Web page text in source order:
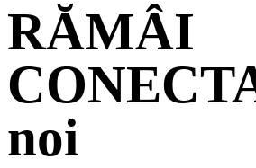
RĂMÂI
noi